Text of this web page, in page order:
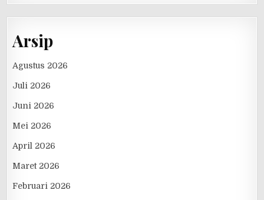
Arsip
Agustus 2026
Juli 2026
Juni 2026
Mei 2026
April 2026
Maret 2026
Februari 2026